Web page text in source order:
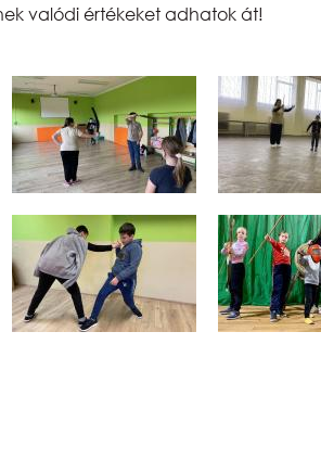
valódi értékeket adhatok át!